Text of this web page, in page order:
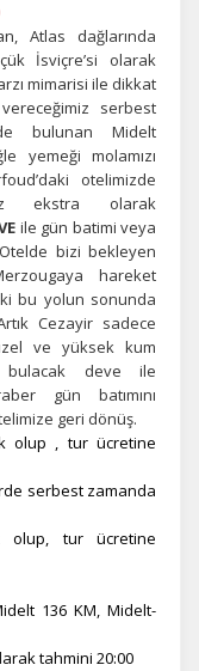
Atlas dağlarında
İsviçre’si olarak
mimarisi ile dikkat
serbest
bulunan Midelt
yemeği molamızı
otelimizde
ekstra olarak
ile gün batimi veya
bizi bekleyen
hareket
bu yolun sonunda
Cezayir sadece
ve yüksek kum
deve ile
gün batımını
geri dönüş.
olup , tur ücretine
serbest zamanda
olup, tur ücretine
136 KM, Midelt-
tahmini 20:00